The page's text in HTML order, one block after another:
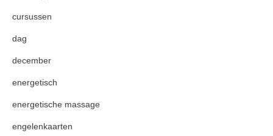
cursussen
dag
december
energetisch
energetische massage
engelenkaarten